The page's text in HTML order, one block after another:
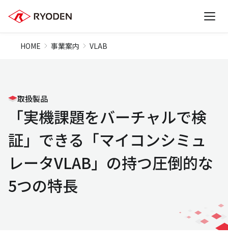
HOME 事業案内 VLAB
取扱製品
「実機課題をバーチャルで検
証」できる「マイコンシミュ
レータVLAB」の持つ圧倒的な
5つの特長